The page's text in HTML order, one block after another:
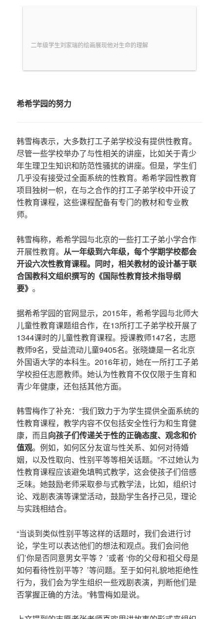
二年级学生刘家瑞的绘画展现他对生命的理解
希希学园的努力
韩雪梅表示，大多数打工子弟学校没有提供性教育。
尽管一些学校举办了与性相关的讲座，比如关于青少
年生理卫生知识和防范性骚扰的讲座。但是，学生们
几乎没有接受过全面系统的性教育。希希学园性教育
项目独树一帜，在与之合作的打工子弟学校中开设了
性教育课程，这些课程配备有专门的教材和专业教
师。
韩雪梅称，希希学园与北京的一些打工子弟小学合作
开展性教育。 从一年级到六年级，每个学期学校都会
开设六次性教育课程。同时，相关教材的设计基于联
合国教科文组织撰写的《国际性教育技术指导纲
要》。
据希希学园的官网显示，2015年，希希学园与北师大
儿童性教育课题组合作，在13所打工子弟学校开展了
1344课时的儿童性教育课程。授课教师147名，志愿
教师9名，受益流动儿童9405名。张晓婕是一名北京
外国语大学的本科生。2016年初，她在一所打工子弟
学校担任志愿教师。她认为性教育不仅仅限于生育和
青少年健康，还包括其他方面。
韩雪梅作了补充：“我们致力于为学生提供全面系统的
性教育课程，教学内容不仅包括安全性行为和生育健
康，而且向孩子们传递关于性的正确态度、观念和价
值观。例如，如何区分友谊与性关系、如何对待婚
姻，以及性取向、性别平等等相关话题。”不过她认为
性教育课程应该避免填鸭式教学，这会使孩子们倍感
乏味。她鼓励老师采取参与式教学法，比如，组织讨
论、戏剧表演等课堂活动，鼓励学生各抒己见，理论
与实践相结合。
“当谈到类似性别平等这样的话题时，我们会进行讨
论，学生可以表达他们的想法和观点。我们会问他
们’你是否同意男女平等 ？’或者 ‘你的父母和祖父母是
如何看待性别平等？’等问题。至于如何礼貌地拒绝性
行为，我们会为学生组织一些戏剧表演，判断他们是
否掌握正确的方法。”韩雪梅如是说。